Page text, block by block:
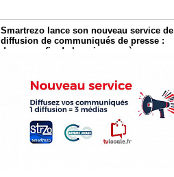
Smartrezo lance son nouveau service de
diffusion de communiqués de presse :
donnez enfin de la puissance à vos